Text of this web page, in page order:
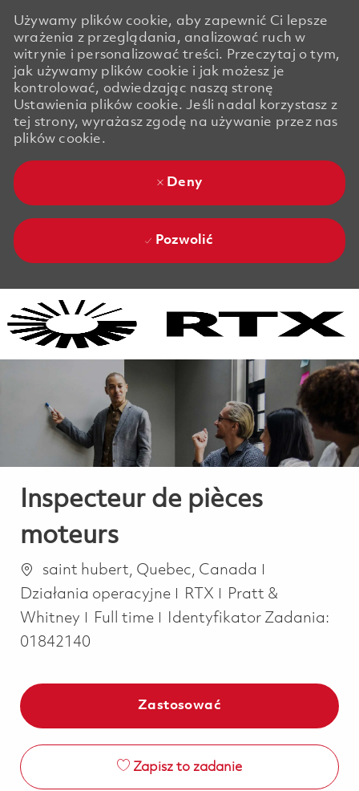
Używamy plików cookie, aby zapewnić Ci lepsze
wrażenia z przeglądania, analizować ruch w
witrynie i personalizować treści. Przeczytaj o tym,
jak używamy plików cookie i jak możesz je
kontrolować, odwiedzając naszą stronę
Ustawienia plików cookie. Jeśli nadal korzystasz z
tej strony, wyrażasz zgodę na używanie przez nas
plików cookie.
Deny
Pozwolić
Inspecteur de pièces
moteurs
Lokalizacja
saint hubert, Quebec, Canada
Działania operacyjne
RTX
Pratt &
Whitney
Job Type
Full time
Identyfikator Zadania:
01842140
Zastosować
Zapisz to zadanie